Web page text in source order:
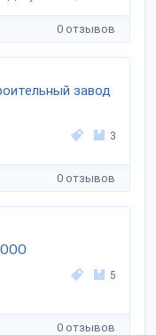
0 отзывов
завод
3
0 отзывов
5
0 отзывов